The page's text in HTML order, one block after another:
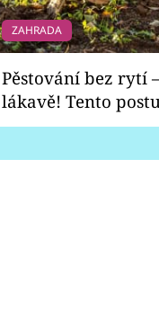
ZAHRADA
Pěstování bez rytí
lákavě! Tento
vhodný jen pro